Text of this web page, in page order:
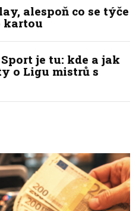
alespoň co se týče
kartou
je tu: kde a jak
o Ligu mistrů s